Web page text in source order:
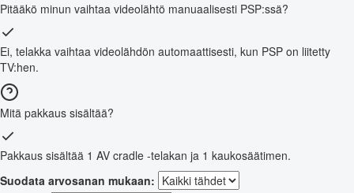
Pitääkö minun vaihtaa videolähtö manuaalisesti PSP:ssä?
Ei, telakka vaihtaa videolähdön automaattisesti, kun PSP on liitetty
TV:hen.
Mitä pakkaus sisältää?
Pakkaus sisältää 1 AV cradle -telakan ja 1 kaukosäätimen.
Suodata arvosanan mukaan: